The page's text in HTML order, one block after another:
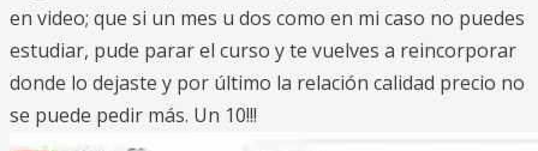
en video; que si un mes u dos como en mi caso no puedes
estudiar, pude parar el curso y te vuelves a reincorporar
donde lo dejaste y por último la relación calidad precio no
se puede pedir más. Un 10!!!